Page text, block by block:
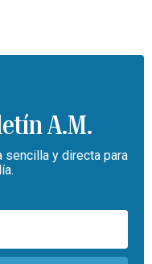
A.M.
y directa para